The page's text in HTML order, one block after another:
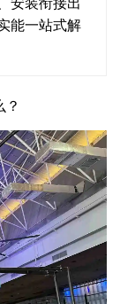
能一站式解